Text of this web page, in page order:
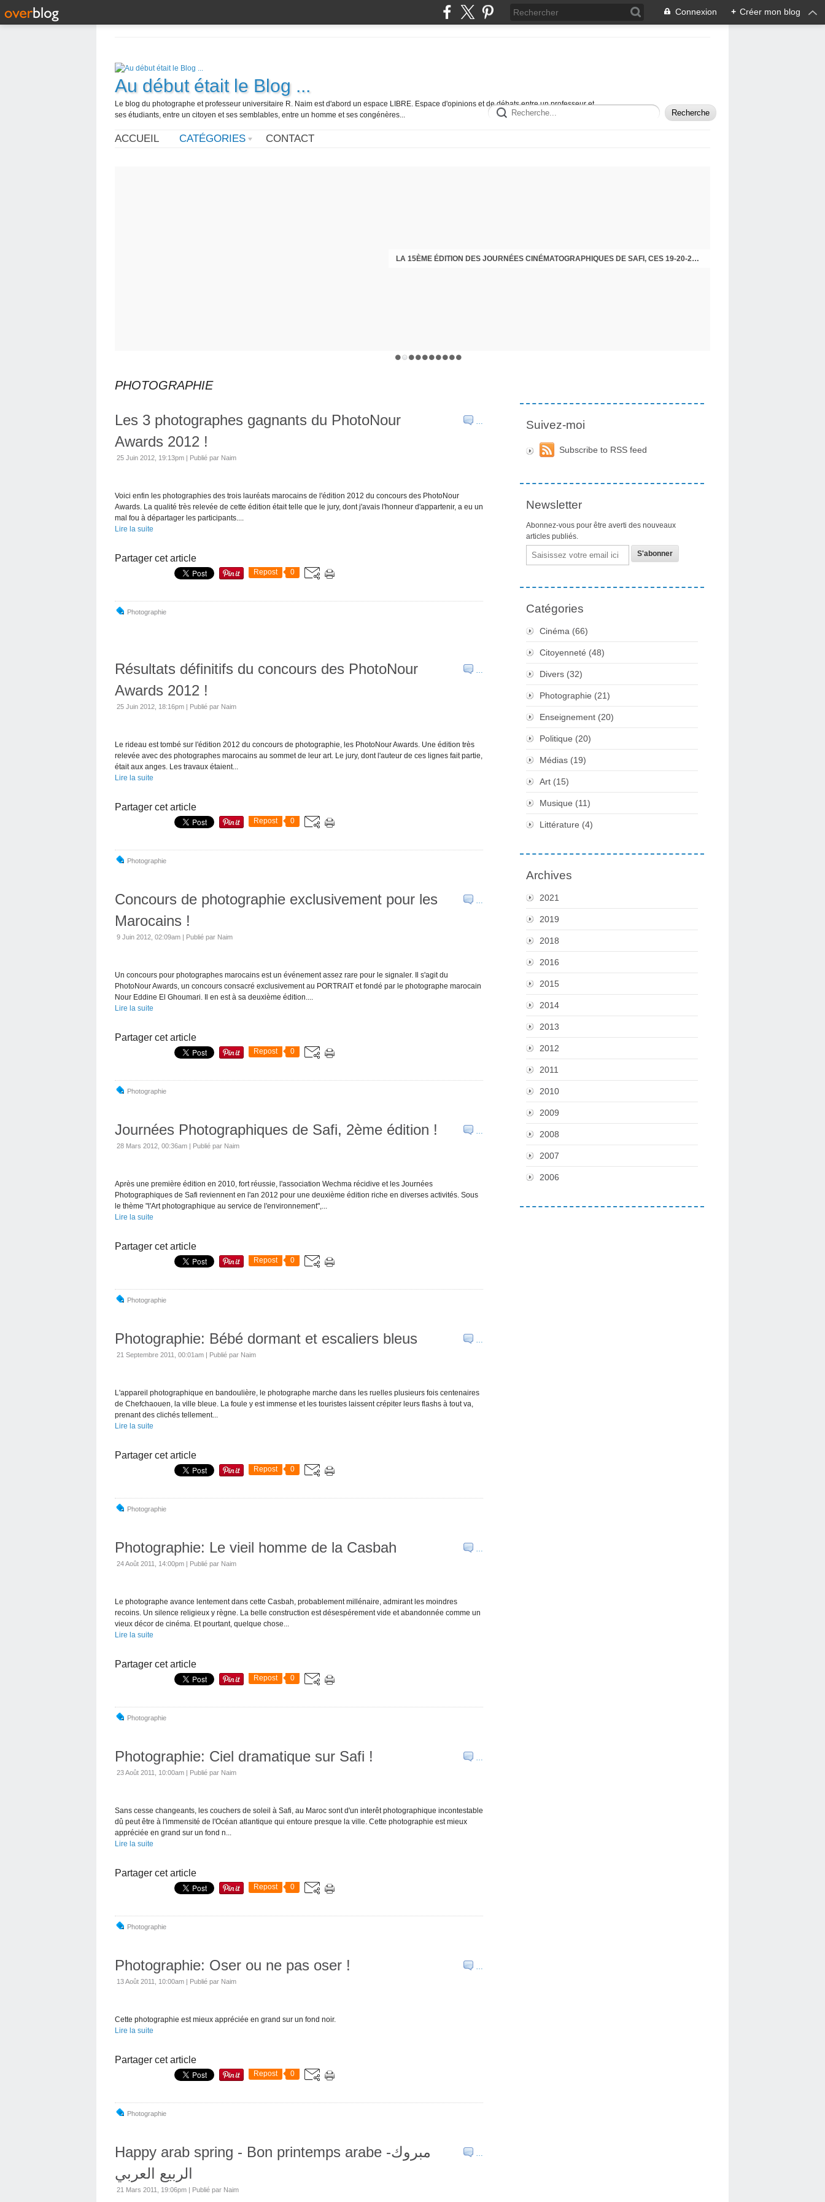
Connexion + Créer mon blog
Au début était le Blog ...
Le blog du photographe et professeur universitaire R. Naim est d'abord un espace LIBRE. Espace d'opinions et de débats entre un professeur et
ses étudiants, entre un citoyen et ses semblables, entre un homme et ses congénères...
ACCUEIL CATÉGORIES CONTACT
LA 15ÈME ÉDITION DES JOURNÉES CINÉMATOGRAPHIQUES DE SAFI, CES 19-20-21 MAI !
PHOTOGRAPHIE
…
Les 3 photographes gagnants du PhotoNour
Awards 2012 !
25 Juin 2012, 19:13pm | Publié par Naim
Voici enfin les photographies des trois lauréats marocains de l'édition 2012 du concours des PhotoNour
Awards. La qualité très relevée de cette édition était telle que le jury, dont j'avais l'honneur d'appartenir, a eu un
mal fou à départager les participants....
Lire la suite
Partager cet article
Repost 0
Photographie
…
Résultats définitifs du concours des PhotoNour
Awards 2012 !
25 Juin 2012, 18:16pm | Publié par Naim
Le rideau est tombé sur l'édition 2012 du concours de photographie, les PhotoNour Awards. Une édition très
relevée avec des photographes marocains au sommet de leur art. Le jury, dont l'auteur de ces lignes fait partie,
était aux anges. Les travaux étaient...
Lire la suite
Partager cet article
Repost 0
Photographie
…
Concours de photographie exclusivement pour les
Marocains !
9 Juin 2012, 02:09am | Publié par Naim
Un concours pour photographes marocains est un événement assez rare pour le signaler. Il s'agit du
PhotoNour Awards, un concours consacré exclusivement au PORTRAIT et fondé par le photographe marocain
Nour Eddine El Ghoumari. Il en est à sa deuxième édition....
Lire la suite
Partager cet article
Repost 0
Photographie
…
Journées Photographiques de Safi, 2ème édition !
28 Mars 2012, 00:36am | Publié par Naim
Après une première édition en 2010, fort réussie, l'association Wechma récidive et les Journées
Photographiques de Safi reviennent en l'an 2012 pour une deuxième édition riche en diverses activités. Sous
le thème "l'Art photographique au service de l'environnement",...
Lire la suite
Partager cet article
Repost 0
Photographie
…
Photographie: Bébé dormant et escaliers bleus
21 Septembre 2011, 00:01am | Publié par Naim
L'appareil photographique en bandoulière, le photographe marche dans les ruelles plusieurs fois centenaires
de Chefchaouen, la ville bleue. La foule y est immense et les touristes laissent crépiter leurs flashs à tout va,
prenant des clichés tellement...
Lire la suite
Partager cet article
Repost 0
Photographie
…
Photographie: Le vieil homme de la Casbah
24 Août 2011, 14:00pm | Publié par Naim
Le photographe avance lentement dans cette Casbah, probablement millénaire, admirant les moindres
recoins. Un silence religieux y règne. La belle construction est désespérement vide et abandonnée comme un
vieux décor de cinéma. Et pourtant, quelque chose...
Lire la suite
Partager cet article
Repost 0
Photographie
…
Photographie: Ciel dramatique sur Safi !
23 Août 2011, 10:00am | Publié par Naim
Sans cesse changeants, les couchers de soleil à Safi, au Maroc sont d'un interêt photographique incontestable
dû peut être à l'immensité de l'Océan atlantique qui entoure presque la ville. Cette photographie est mieux
appréciée en grand sur un fond n...
Lire la suite
Partager cet article
Repost 0
Photographie
…
Photographie: Oser ou ne pas oser !
13 Août 2011, 10:00am | Publié par Naim
Cette photographie est mieux appréciée en grand sur un fond noir.
Lire la suite
Partager cet article
Repost 0
Photographie
…
Happy arab spring - Bon printemps arabe -مبروك
الربيع العربي
21 Mars 2011, 19:06pm | Publié par Naim
Suivez-moi
Subscribe to RSS feed
Newsletter
Abonnez-vous pour être averti des nouveaux
articles publiés.
Email
Catégories
Cinéma (66)
Citoyenneté (48)
Divers (32)
Photographie (21)
Enseignement (20)
Politique (20)
Médias (19)
Art (15)
Musique (11)
Littérature (4)
Archives
2021
2019
2018
2016
2015
2014
2013
2012
2011
2010
2009
2008
2007
2006